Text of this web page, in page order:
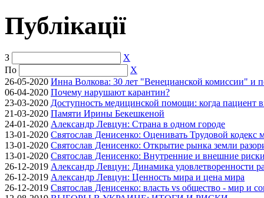
Публікації
З
X
По
X
26-05-2020 Инна Волкова: 30 лет "Венецианской комиссии" и
06-04-2020 Почему нарушают карантин?
23-03-2020 Доступность медицинской помощи: когда пациент
21-03-2020 Памяти Ирины Бекешкеной
24-01-2020 Александр Левцун: Страна в одном городе
13-01-2020 Святослав Денисенко: Оценивать Трудовой кодекс
13-01-2020 Святослав Денисенко: Открытие рынка земли
13-01-2020 Святослав Денисенко: Внутренние и внешние
26-12-2019 Александр Левцун: Динамика удовлетворенности
26-12-2019 Александр Левцун: Ценность мира и цена мира
26-12-2019 Святослав Денисенко: власть vs общество - мир и